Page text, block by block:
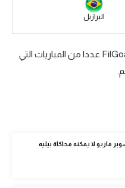
البرازيل
في هذه السلسلة يرصد لكم FilGoal.com عددا من المباريات التي
لا يمكنه محاكاة بيليه